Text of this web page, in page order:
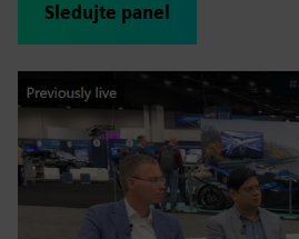
Sledujte panel